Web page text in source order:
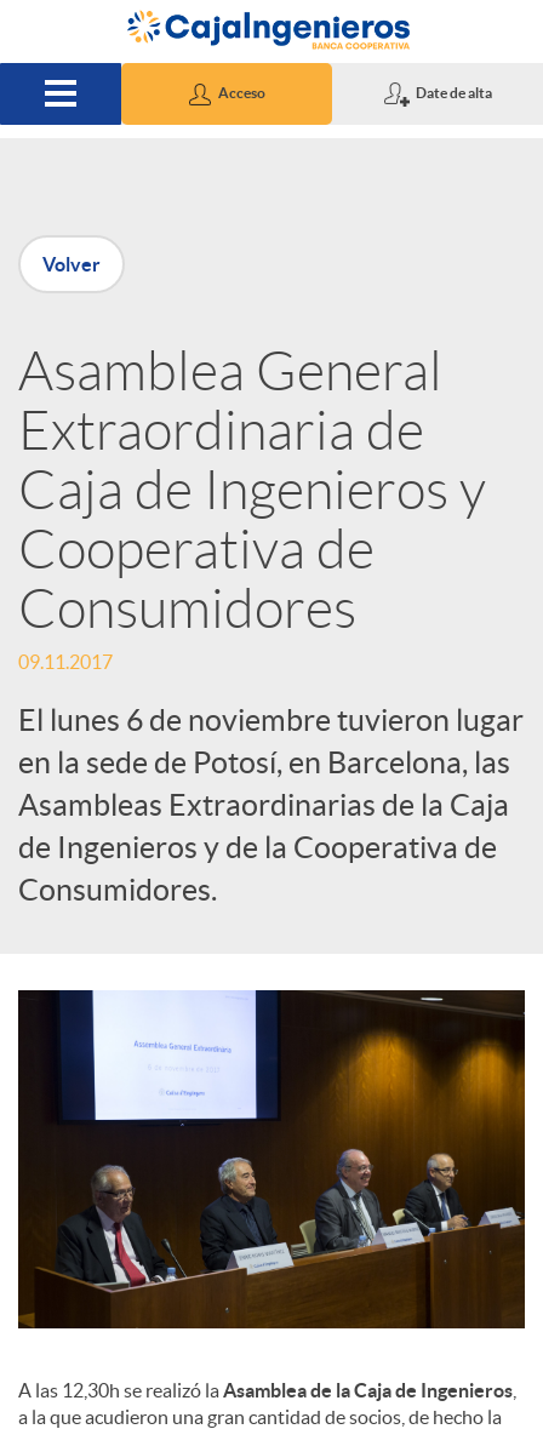
Saltar al contenido principal
Acceso Date de alta
P
u
b
l
i
c
a
d
o
d
n
t
Volver
Asamblea General
Extraordinaria de
Caja de Ingenieros y
Cooperativa de
Consumidores
09.11.2017
El lunes 6 de noviembre tuvieron lugar
en la sede de Potosí, en Barcelona, las
Asambleas Extraordinarias de la Caja
de Ingenieros y de la Cooperativa de
Consumidores.
A las 12,30h se realizó la Asamblea de la Caja de Ingenieros
a la que acudieron una gran cantidad de socios, de hecho la